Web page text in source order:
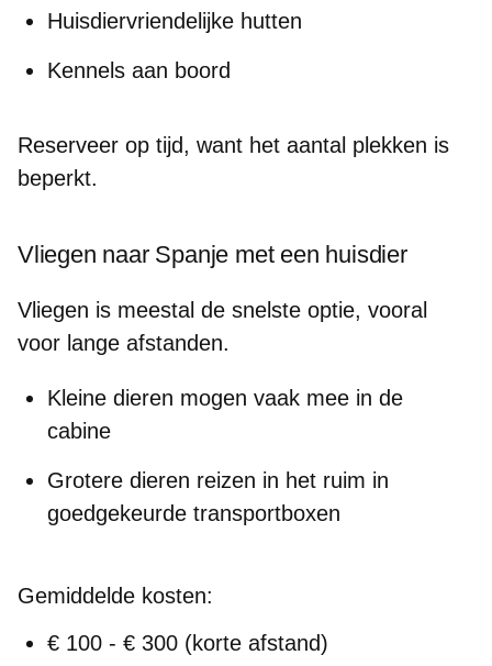
Huisdiervriendelijke hutten
Kennels aan boord
Reserveer op tijd, want het aantal plekken is
beperkt.
Vliegen naar Spanje met een huisdier
Vliegen is meestal de snelste optie, vooral
voor lange afstanden.
Kleine dieren mogen vaak mee in de
cabine
Grotere dieren reizen in het ruim in
goedgekeurde transportboxen
Gemiddelde kosten:
€ 100 - € 300 (korte afstand)